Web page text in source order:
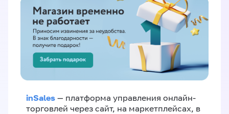
inSales — платформа управления онлайн-
торговлей через сайт, на маркетплейсах, в